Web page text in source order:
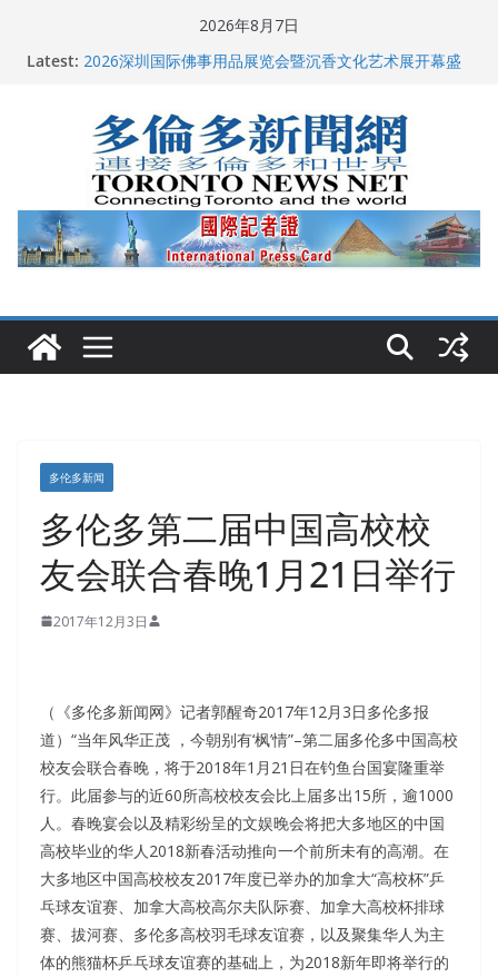
2026年8月7日
Latest:
多伦多市长选举拉开帷幕 多名华人候选人宣布角逐
2026深圳国际佛事用品展览会暨沉香文化艺术展开幕盛
关加拿大就业
2026加拿大青少年儿童绘画比赛颁奖典礼多伦多举行
龚晓华参加多伦多骄傲大游行 与市民分享竞选理念
多伦多新闻
多伦多第二届中国高校校
友会联合春晚1月21日举行
2017年12月3日
（《多伦多新闻网》记者郭醒奇2017年12月3日多伦多报
道）“当年风华正茂 ，今朝别有‘枫’情”–第二届多伦多中国高校
校友会联合春晚，将于2018年1月21日在钓鱼台国宴隆重举
行。此届参与的近60所高校校友会比上届多出15所，逾1000
人。春晚宴会以及精彩纷呈的文娱晚会将把大多地区的中国
高校毕业的华人2018新春活动推向一个前所未有的高潮。在
大多地区中国高校校友2017年度已举办的加拿大“高校杯”乒
乓球友谊赛、加拿大高校高尔夫队际赛、加拿大高校杯排球
赛、拔河赛、多伦多高校羽毛球友谊赛，以及聚集华人为主
体的熊猫杯乒乓球友谊赛的基础上，为2018新年即将举行的